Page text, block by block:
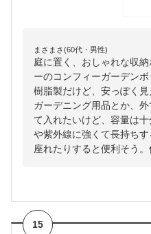
まさまさ(60代・男性)
庭に置く、おしゃれな収
ーのコンフィーガーデンボ
樹脂製だけど、安っぽく見
ガーデニング用品とか、
て入れたいけど、容量は
や紫外線に強くて長持ち
座れたりすると便利そう
15